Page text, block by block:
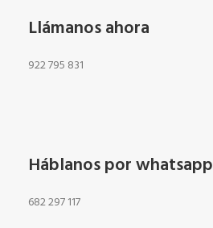
Llámanos ahora
922 795 831
Háblanos por whatsapp
682 297 117